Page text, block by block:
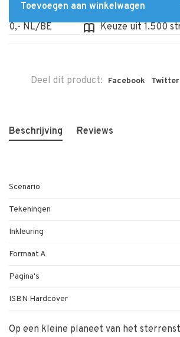
Toevoegen aan winkelwagen
NL/BE
Keuze uit 1.500 strips
Deel dit product: Facebook Twitter
Beschrijving Reviews
Scenario
Tekeningen
Inkleuring
Formaat A
Pagina's
ISBN Hardcover
Op een kleine planeet van het